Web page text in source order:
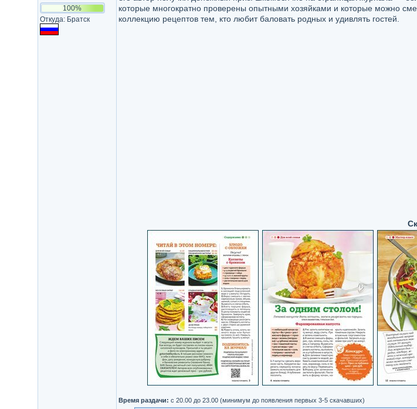
100%
Откуда: Братск
которые многократно проверены опытными хозяйками и которые можно
коллекцию рецептов тем, кто любит баловать родных и удивлять гостей.
Время раздачи: с 20.00 до 23.00 (минимум до появления первых 3-5 скачавших)